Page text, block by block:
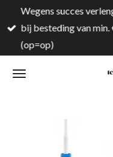
direct
naar
hoofdinhoud
Wegens succes
bij besteding van
(op=op)